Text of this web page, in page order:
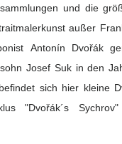
und die
außer
Josef Suk in den
sich hier kleine
"Dvořák´s